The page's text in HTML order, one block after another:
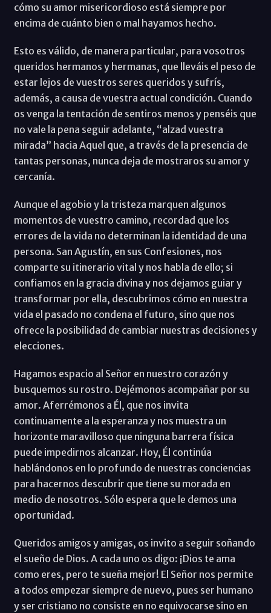
cómo su amor misericordioso está siempre por
encima de cuánto bien o mal hayamos hecho.
Esto es válido, de manera particular, para vosotros
queridos hermanos y hermanas, que lleváis el peso de
estar lejos de vuestros seres queridos y sufrís,
además, a causa de vuestra actual condición. Cuando
os venga la tentación de sentiros menos y penséis que
no vale la pena seguir adelante, “alzad vuestra
mirada” hacia Aquel que, a través de la presencia de
tantas personas, nunca deja de mostraros su amor y
cercanía.
Aunque el agobio y la tristeza marquen algunos
momentos de vuestro camino, recordad que los
errores de la vida no determinan la identidad de una
persona. San Agustín, en sus Confesiones, nos
comparte su itinerario vital y nos habla de ello; si
confiamos en la gracia divina y nos dejamos guiar y
transformar por ella, descubrimos cómo en nuestra
vida el pasado no condena el futuro, sino que nos
ofrece la posibilidad de cambiar nuestras decisiones y
elecciones.
Hagamos espacio al Señor en nuestro corazón y
busquemos su rostro. Dejémonos acompañar por su
amor. Aferrémonos a Él, que nos invita
continuamente a la esperanza y nos muestra un
horizonte maravilloso que ninguna barrera física
puede impedirnos alcanzar. Hoy, Él continúa
hablándonos en lo profundo de nuestras conciencias
para hacernos descubrir que tiene su morada en
medio de nosotros. Sólo espera que le demos una
oportunidad.
Queridos amigos y amigas, os invito a seguir soñando
el sueño de Dios. A cada uno os digo: ¡Dios te ama
como eres, pero te sueña mejor! El Señor nos permite
a todos empezar siempre de nuevo, pues ser humano
y ser cristiano no consiste en no equivocarse sino en